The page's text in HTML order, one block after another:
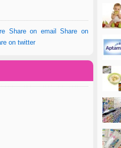
Share on email Share on
on twitter